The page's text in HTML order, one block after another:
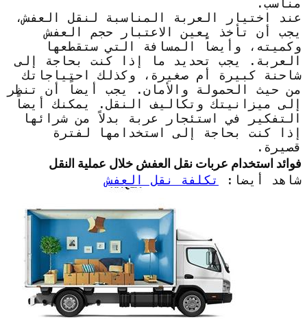
مناسب.
عند اختيار العربة المناسبة لنقل العفش،
يجب أن تأخذ بعين الاعتبار حجم العفش
وكميته، وأيضاً المسافة التي ستقطعها
العربة. يجب تحديد ما إذا كنت بحاجة إلى
شاحنة كبيرة أم صغيرة، وكذلك احتياجاتك
من حيث الحمولة والأمان. يجب أيضاً أن تنظر
إلى ميزانيتك وتكاليف النقل. يمكنك أيضاً
التفكير في استئجار عربة بدلاً من شرائها
إذا كنت بحاجة إلى استخدامها لفترة
قصيرة.
فوائد استخدام عربات نقل العفش خلال عملية النقل
شاهد أيضا: تكلفة نقل العفش